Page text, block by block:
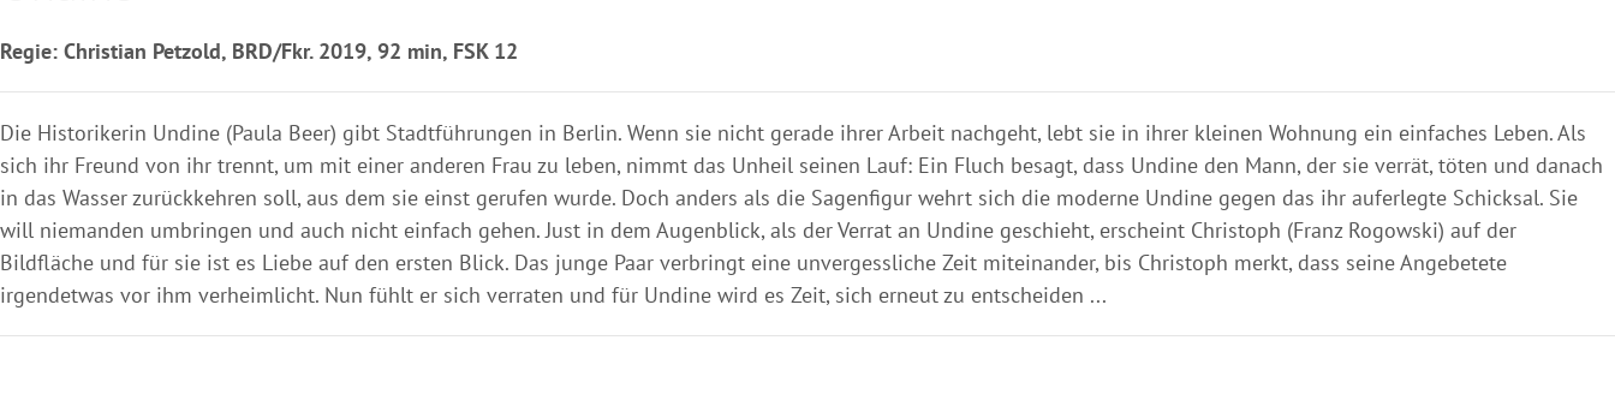
Regie: Christian Petzold, BRD/Fkr. 2019, 92 min, FSK 12
Die Historikerin Undine (Paula Beer) gibt Stadtführungen in Berlin. Wenn sie nicht gerade ihrer Arbeit nachgeht, lebt sie in ihrer kleinen Wohnung ein einfaches Leben. Als
sich ihr Freund von ihr trennt, um mit einer anderen Frau zu leben, nimmt das Unheil seinen Lauf: Ein Fluch besagt, dass Undine den Mann, der sie verrät, töten und danach
in das Wasser zurückkehren soll, aus dem sie einst gerufen wurde. Doch anders als die Sagenfigur wehrt sich die moderne Undine gegen das ihr auferlegte Schicksal. Sie
will niemanden umbringen und auch nicht einfach gehen. Just in dem Augenblick, als der Verrat an Undine geschieht, erscheint Christoph (Franz Rogowski) auf der
Bildfläche und für sie ist es Liebe auf den ersten Blick. Das junge Paar verbringt eine unvergessliche Zeit miteinander, bis Christoph merkt, dass seine Angebetete
irgendetwas vor ihm verheimlicht. Nun fühlt er sich verraten und für Undine wird es Zeit, sich erneut zu entscheiden ...